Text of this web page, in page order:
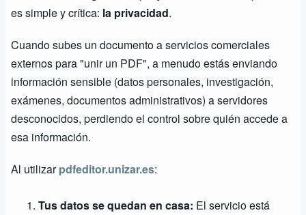
es simple y crítica: la privacidad.
Cuando subes un documento a servicios comerciales
externos para "unir un PDF", a menudo estás enviando
información sensible (datos personales, investigación,
exámenes, documentos administrativos) a servidores
desconocidos, perdiendo el control sobre quién accede a
esa información.
Al utilizarpdfeditor.unizar.es:
Tus datos se quedan en casa: El servicio está